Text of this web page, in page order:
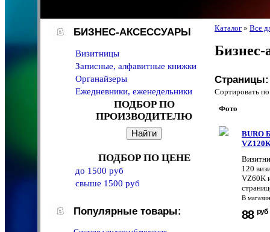
БИЗНЕС-АКСЕССУАРЫ
Визитницы
Записные, алфавитные книжки
Органайзеры
Ежедневники, еженедельники
ПОДБОР ПО
ПРОИЗВОДИТЕЛЮ
ПОДБОР ПО ЦЕНЕ
до 1500 руб
свыше 1500 руб
Популярные товары:
Каталог » Все
Бизнес-
Страницы:
Сортировать
Фото
BURO
120
VZ60K
В
88 руб